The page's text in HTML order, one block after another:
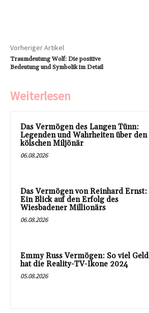
Vorheriger Artikel
Traumdeutung Wolf: Die positive
Bedeutung und Symbolik im Detail
Weiterlesen
Das Vermögen des Langen Tünn:
Legenden und Wahrheiten über den
kölschen Miljönär
06.08.2026
Das Vermögen von Reinhard Ernst:
Ein Blick auf den Erfolg des
Wiesbadener Millionärs
06.08.2026
Emmy Russ Vermögen: So viel Geld
hat die Reality-TV-Ikone 2024
05.08.2026